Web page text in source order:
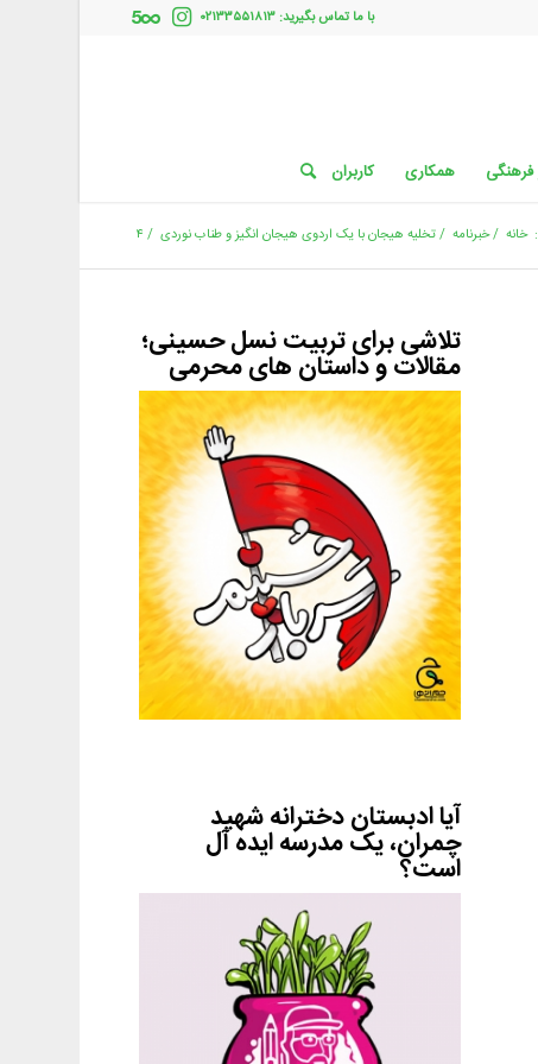
با ما تماس بگیرید: ۰۲۱۳۳۵۵۱۸۱۳
فرهنگی همکاری کاربران
خانه /خبرنامه /تخلیه هیجان با یک اردوی هیجان انگیز و طناب نوردی / ۴
تلاشی برای تربیت نسل حسینی؛
مقالات و داستان های محرمی
آیا ادبستان دخترانه شهید
چمران، یک مدرسه ایده آل
است؟